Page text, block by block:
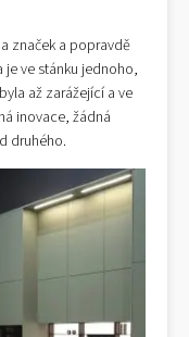
značek a popravdě
je ve stánku jednoho,
až zarážející a ve
inovace, žádná
druhého.